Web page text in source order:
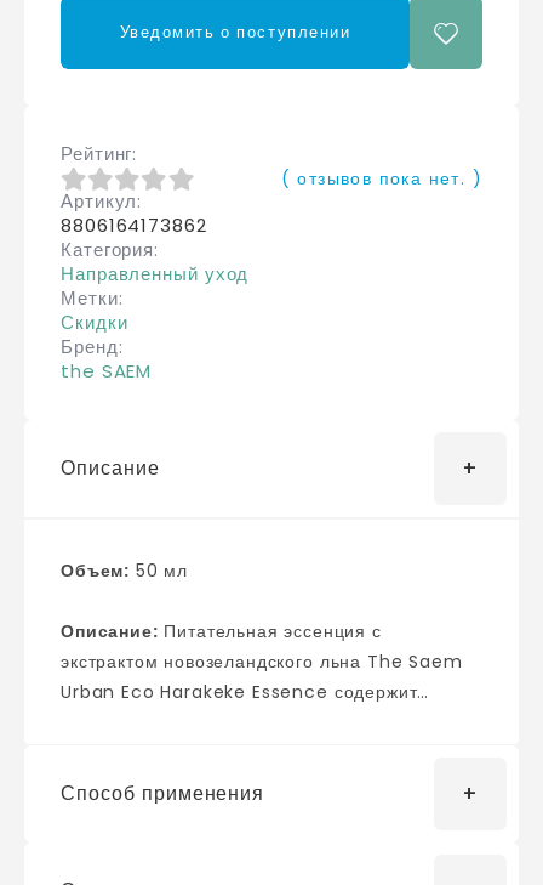
Уведомить о поступлении
Рейтинг
0из 5
( отзывов пока нет. )
Артикул
8806164173862
Категория
Направленный уход
Метки
Скидки
Бренд
the SAEM
Описание
Объем: 50 мл
Описание:
экстрактом новозеландского льна The Saem
Urban Eco Harakeke Essence содержит
смягчающим свойством и укрепляет структуру
Способ применения